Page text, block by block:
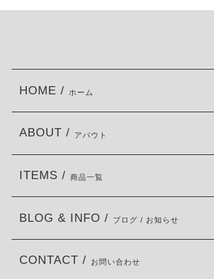
HOME / ホーム
ABOUT / アバウト
ITEMS / 商品一覧
BLOG & INFO / ブログ / お知らせ
CONTACT / お問い合わせ